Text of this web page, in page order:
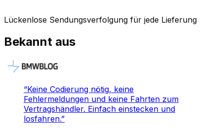
Lückenlose Sendungsverfolgung für jede Lieferung
Bekannt aus
“Keine Codierung nötig, keine
Fehlermeldungen und keine Fahrten zum
Vertragshändler. Einfach einstecken und
losfahren.”